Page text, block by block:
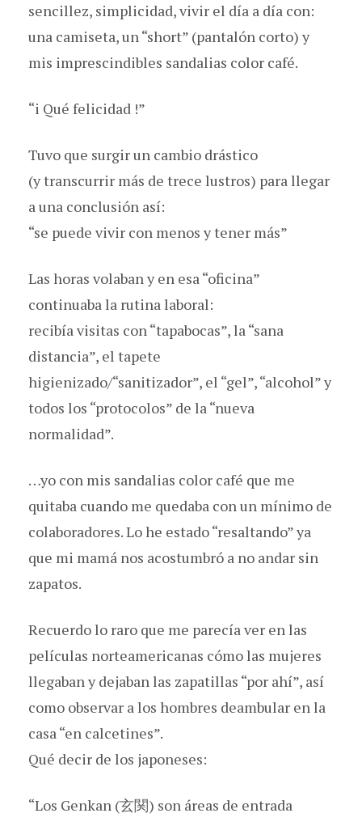
sencillez, simplicidad, vivir el día a día con:
una camiseta, un “short” (pantalón corto) y
mis imprescindibles sandalias color café.
“i Qué felicidad !”
Tuvo que surgir un cambio drástico
(y transcurrir más de trece lustros) para llegar
a una conclusión así:
“se puede vivir con menos y tener más”
Las horas volaban y en esa “oficina”
continuaba la rutina laboral:
recibía visitas con “tapabocas”, la “sana
distancia”, el tapete
higienizado/“sanitizador”, el “gel”, “alcohol” y
todos los “protocolos” de la “nueva
normalidad”.
…yo con mis sandalias color café que me
quitaba cuando me quedaba con un mínimo de
colaboradores. Lo he estado “resaltando” ya
que mi mamá nos acostumbró a no andar sin
zapatos.
Recuerdo lo raro que me parecía ver en las
películas norteamericanas cómo las mujeres
llegaban y dejaban las zapatillas “por ahí”, así
como observar a los hombres deambular en la
casa “en calcetines”.
Qué decir de los japoneses:
“Los Genkan (玄関) son áreas de entrada